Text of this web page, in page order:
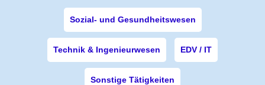
Sozial- und Gesundheitswesen
Technik & Ingenieurwesen EDV / IT
Sonstige Tätigkeiten